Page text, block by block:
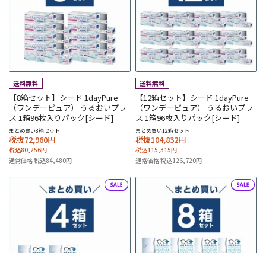
【8箱セット】シード 1dayPure
（ワンデーピュア） うるおいプラ
ス 1箱96枚入りパック[シード]
まとめ買い8箱セット
税抜72,960円
税込80,256円
通常価格 税込84,480円
【12箱セット】シード 1dayPure
（ワンデーピュア） うるおいプラ
ス 1箱96枚入りパック[シード]
まとめ買い12箱セット
税抜104,832円
税込115,315円
通常価格 税込126,720円